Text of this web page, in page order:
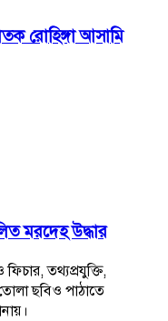
রোহিঙ্গা আসামি
মরদেহ উদ্ধার
তথ্যপ্রযুক্তি,
ছবিও পাঠাতে